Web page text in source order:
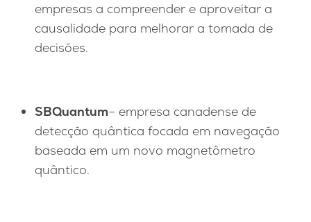
empresas a compreender e aproveitar a
causalidade para melhorar a tomada de
decisões.
SBQuantum– empresa canadense de
detecção quântica focada em navegação
baseada em um novo magnetômetro
quântico.